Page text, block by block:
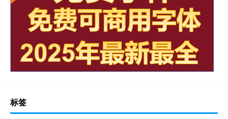
标签